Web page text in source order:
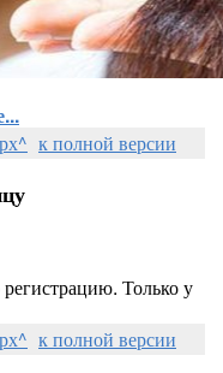
к полной версии
Только у
к полной версии